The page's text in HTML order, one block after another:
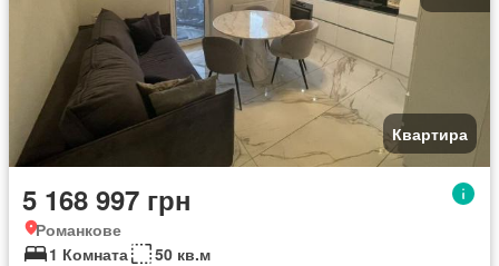
Квартира
5 168 997 грн
Романкове
1 Комната
50 кв.м